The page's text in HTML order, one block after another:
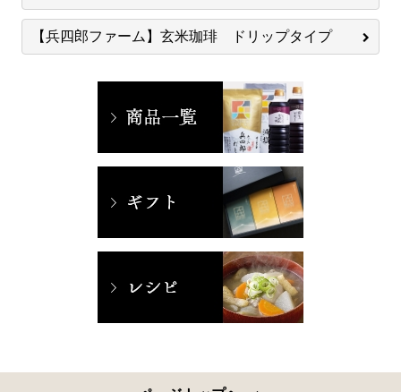
【兵四郎ファーム】玄米珈琲 ドリップタイプ